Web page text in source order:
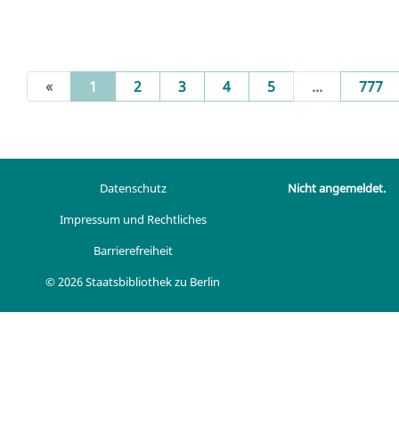
« 1 (current)
2 3 4 5 ... 777
Datenschutz
Impressum und Rechtliches
Barrierefreiheit
© 2026 Staatsbibliothek zu Berlin
Nicht angemeldet.